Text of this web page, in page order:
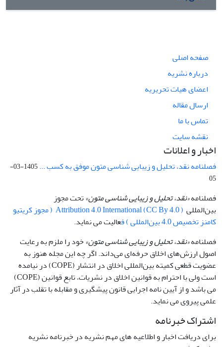
صفحه اصلی
درباره نشریه
اعضای هیات تحریریه
ارسال مقاله
تماس با ما
نقشه سایت
اخبار و اعلانات
فصلنامه نقد، تحلیل و زیبایی شناسی متون موفق به کسب ...
1405-03-
05
فصلنامه«نقد، تحلیل و زیبایی شناسی متون»تحت مجوز
بین‌المللی
Attribution 4.0 International (CC By 4.0 ) ( مجوز کریتیو
کامنز تخصیص 4.0 بین‌المللی ) ف
عالیت می نماید.
فصلنامه«نقد، تحلیل و زیبایی شناسی متون»خود را ملزم به رعایت
اصول ارزش‌های اخلاق حرفه‌ای می‌داند. اگر چه این مجله هنوز به
عضویت قطعی کمیته بین‌المللی اخلاق در انتشار (COPE) در نیامده
است ولی با احترام به قوانین اخلاق در نشریات، تابع قوانین (COPE)
می باشد و از آیین نامه اجرایی قانون پیشگیری و مقابله با تقلب در آثار
علمی پیروی می نماید.
اشتراک خبرنامه
برای دریافت اخبار و اطلاعیه های مهم نشریه در خبرنامه نشریه